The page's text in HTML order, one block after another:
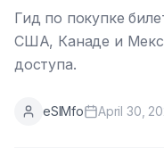
Гид по покупке
США, Канаде и
доступа.
eSIMfo April 30,